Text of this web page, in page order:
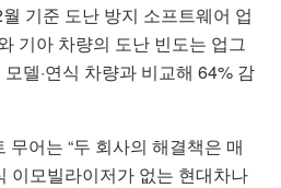
기준 도난 방지 소프트웨어 업
기아 차량의 도난 빈도는 업그
델·연식 차량과 비교해 64% 감
어는 “두 회사의 해결책은 매
이모빌라이저가 없는 현대차나